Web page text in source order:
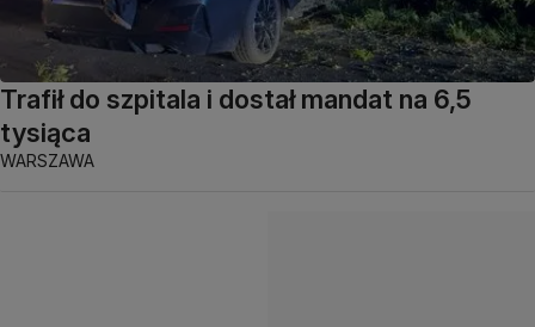
Trafił do szpitala i dostał mandat na 6,5
tysiąca
WARSZAWA